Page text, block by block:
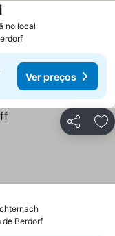
no local
Ver preços
Ver preços
Partilhar
Ver preços
de Berdorf